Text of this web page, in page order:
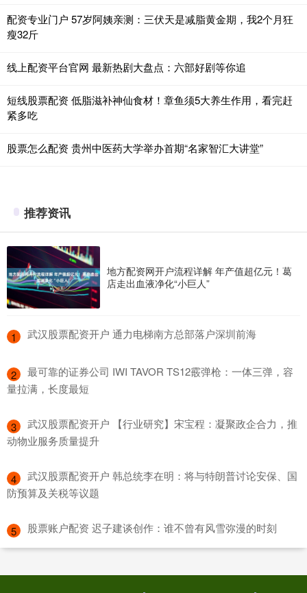
配资专业门户 57岁阿姨亲测：三伏天是减脂黄金期，我2个月狂
瘦32斤
线上配资平台官网 最新热剧大盘点：六部好剧等你追
短线股票配资 低脂滋补神仙食材！章鱼须5大养生作用，看完赶
紧多吃
股票怎么配资 贵州中医药大学举办首期“名家智汇大讲堂”
推荐资讯
地方配资网开户流程详解 年产值超亿元！葛
店走出血液净化“小巨人”
1 ​武汉股票配资开户 通力电梯南方总部落户深圳前海
2
​最可靠的证券公司 IWI TAVOR TS12霰弹枪：一体三弹，容
量拉满，长度最短
3
​武汉股票配资开户 【行业研究】宋宝程：凝聚政企合力，推
动物业服务质量提升
4
​武汉股票配资开户 韩总统李在明：将与特朗普讨论安保、国
防预算及关税等议题
5 ​股票账户配资 迟子建谈创作：谁不曾有风雪弥漫的时刻